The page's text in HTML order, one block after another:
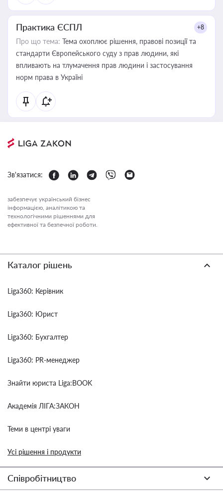
Практика ЄСПЛ +8
Про що тема: Тема охоплює рішення, правові позиції та
стандарти Європейського суду з прав людини, які
впливають на тлумачення прав людини і застосування
норм права в Україні
Зв'язатися:
забезпечує український бізнес
інформацією, аналітикою та
технологічними рішеннями для
ефективної та безпечної роботи.
Каталог рішень
Liga360: Керівник
Liga360: Юрист
Liga360: Бухгалтер
Liga360: PR-менеджер
Знайти юриста Liga:BOOK
Академія ЛІГА:ЗАКОН
Теми в центрі уваги
Усі рішення і продукти
Співробітництво